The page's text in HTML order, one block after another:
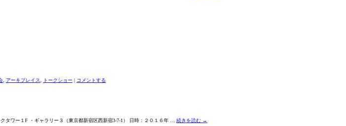
, アーキプレイス, トークショー コメントする
タワー１F ・ギャラリー３（東京都新宿区西新宿3-7-1） 日時：２０１６年 … 続きを読む →